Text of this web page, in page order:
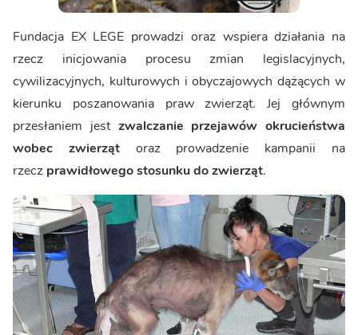
Fundacja EX LEGE prowadzi oraz wspiera działania na
rzecz inicjowania procesu zmian legislacyjnych,
cywilizacyjnych, kulturowych i obyczajowych dążących w
kierunku poszanowania praw zwierząt. Jej głównym
przesłaniem jest zwalczanie przejawów okrucieństwa
wobec zwierząt oraz prowadzenie kampanii na
rzecz prawidłowego stosunku do zwierząt.